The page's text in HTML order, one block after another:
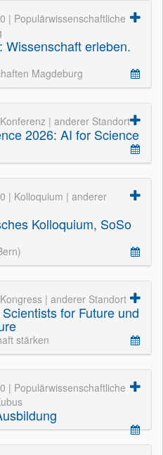
| Populärwissenschaftliche
Wissenschaft erleben.
Magdeburg
| anderer Standort
2026: AI for Science
| Kolloquium | anderer
Kolloquium, SoSo
| anderer Standort
for Future und
stärken
| Populärwissenschaftliche